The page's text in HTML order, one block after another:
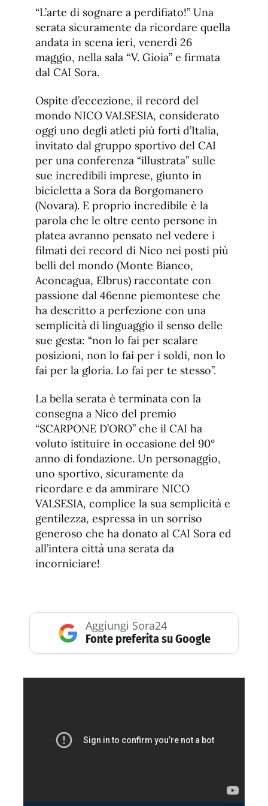
fuente
de
fuente.
“L’arte di sognare a perdifiato!” Una
serata sicuramente da ricordare quella
andata in scena ieri, venerdì 26
maggio, nella sala “V. Gioia” e firmata
dal CAI Sora.
Ospite d’eccezione, il record del
mondo NICO VALSESIA, considerato
oggi uno degli atleti più forti d’Italia,
invitato dal gruppo sportivo del CAI
per una conferenza “illustrata” sulle
sue incredibili imprese, giunto in
bicicletta a Sora da Borgomanero
(Novara). E proprio incredibile è la
parola che le oltre cento persone in
platea avranno pensato nel vedere i
filmati dei record di Nico nei posti più
belli del mondo (Monte Bianco,
Aconcagua, Elbrus) raccontate con
passione dal 46enne piemontese che
ha descritto a perfezione con una
semplicità di linguaggio il senso delle
sue gesta: “non lo fai per scalare
posizioni, non lo fai per i soldi, non lo
fai per la gloria. Lo fai per te stesso”.
La bella serata è terminata con la
consegna a Nico del premio
“SCARPONE D’ORO” che il CAI ha
voluto istituire in occasione del 90°
anno di fondazione. Un personaggio,
uno sportivo, sicuramente da
ricordare e da ammirare NICO
VALSESIA, complice la sua semplicità e
gentilezza, espressa in un sorriso
generoso che ha donato al CAI Sora ed
all’intera città una serata da
incorniciare!
Aggiungi Sora24
Fonte preferita su Google